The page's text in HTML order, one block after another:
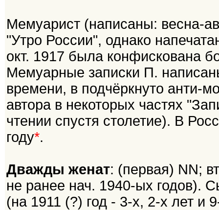
Мемуарист (написаны: весна-
"Утро России", однако
окт. 1917 была конфискована
Мемуарные записки П.
времени, в подчёркнуто анти-
автора в некоторых частях
чтении спустя столетие). В
году*.
Дважды женат: (первая) NN;
не ранее нач. 1940-ых годов).
(на 1911 (?) год - 3-х, 2-х лет и